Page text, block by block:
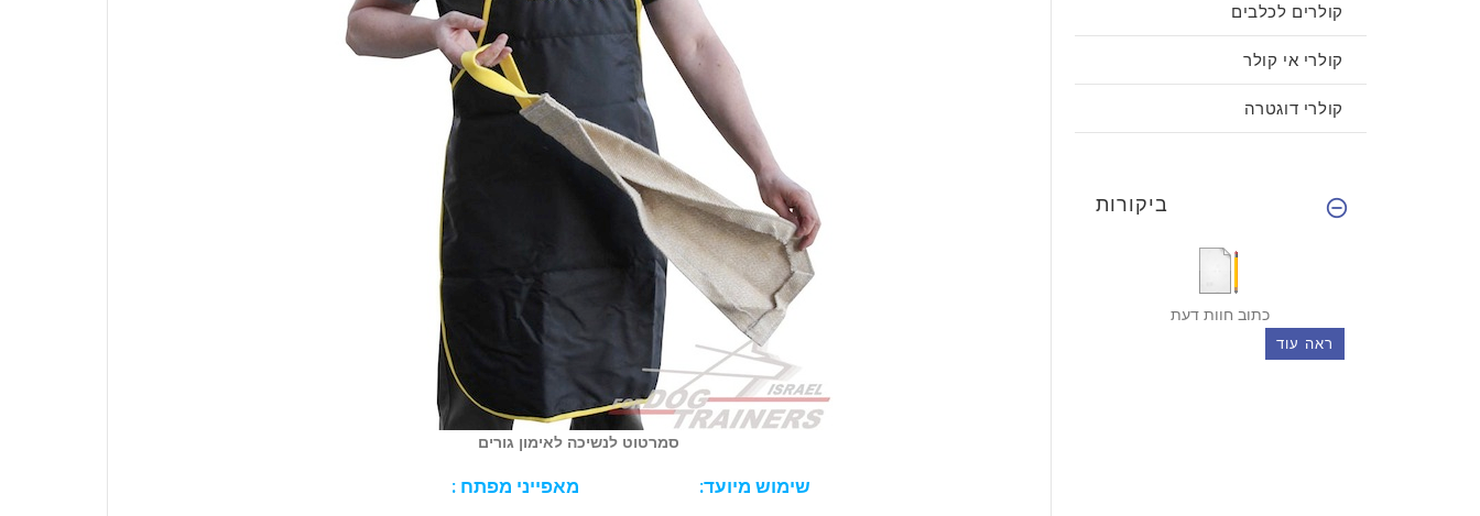
סמרטוט לנשיכה לאימון גורים
מאפייני מפתח : שימוש מיועד:
קולרים לכלבים
קולרי אי קולר
קולרי דוגטרה
ביקורות
כתוב חוות דעת
ראה עוד